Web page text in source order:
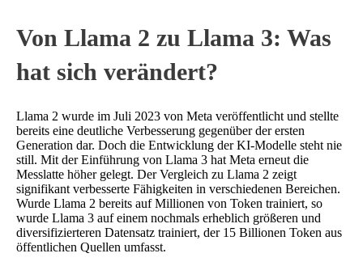
Von Llama 2 zu Llama 3: Was
hat sich verändert?
Llama 2 wurde im Juli 2023 von Meta veröffentlicht und stellte
bereits eine deutliche Verbesserung gegenüber der ersten
Generation dar. Doch die Entwicklung der KI-Modelle steht nie
still. Mit der Einführung von Llama 3 hat Meta erneut die
Messlatte höher gelegt. Der Vergleich zu Llama 2 zeigt
signifikant verbesserte Fähigkeiten in verschiedenen Bereichen.
Wurde Llama 2 bereits auf Millionen von Token trainiert, so
wurde Llama 3 auf einem nochmals erheblich größeren und
diversifizierteren Datensatz trainiert, der 15 Billionen Token aus
öffentlichen Quellen umfasst.